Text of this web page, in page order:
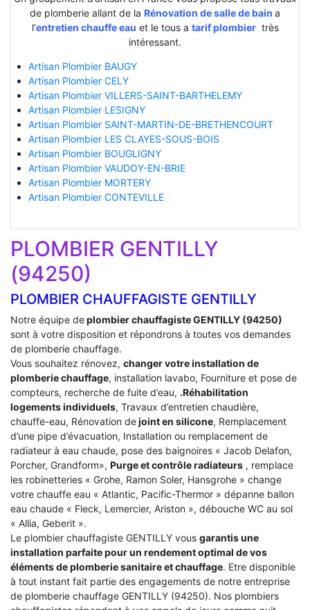
de plomberie allant de la Rénovation de salle de bain a
l’entretien chauffe eau et le tous a tarif plombiertrès
intéressant.
Artisan Plombier BAUGY
Artisan Plombier CELY
Artisan Plombier VILLERS-SAINT-BARTHELEMY
Artisan Plombier LESIGNY
Artisan Plombier SAINT-MARTIN-DE-BRETHENCOURT
Artisan Plombier LES CLAYES-SOUS-BOIS
Artisan Plombier BOUGLIGNY
Artisan Plombier VAUDOY-EN-BRIE
Artisan Plombier MORTERY
Artisan Plombier CONTEVILLE
PLOMBIER GENTILLY
(94250)
PLOMBIER CHAUFFAGISTE GENTILLY
Notre équipe deplombier chauffagiste GENTILLY (94250)
sont à votre disposition et répondrons à toutes vos demandes
de plomberie chauffage.
Vous souhaitez rénovez, changer votre installation de
plomberie chauffage, installation lavabo, Fourniture et pose de
compteurs, recherche de fuite d’eau, .Réhabilitation
logements individuels, Travaux d’entretien chaudière,
chauffe-eau, Rénovation dejoint en silicone, Remplacement
d’une pipe d’évacuation, Installation ou remplacement de
radiateur à eau chaude, pose des baignoires « Jacob Delafon,
Porcher, Grandform», Purge et contrôle radiateurs , remplace
les robinetteries « Grohe, Ramon Soler, Hansgrohe » change
votre chauffe eau « Atlantic, Pacific-Thermor » dépanne ballon
eau chaude « Fleck, Lemercier, Ariston », débouche WC au sol
« Allia, Geberit ».
Le plombier chauffagiste GENTILLY vous garantis une
installation parfaite pour un rendement optimal de vos
éléments de plomberie sanitaire et chauffage. Etre disponible
à tout instant fait partie des engagements de notre entreprise
de plomberie chauffage GENTILLY (94250). Nos plombiers